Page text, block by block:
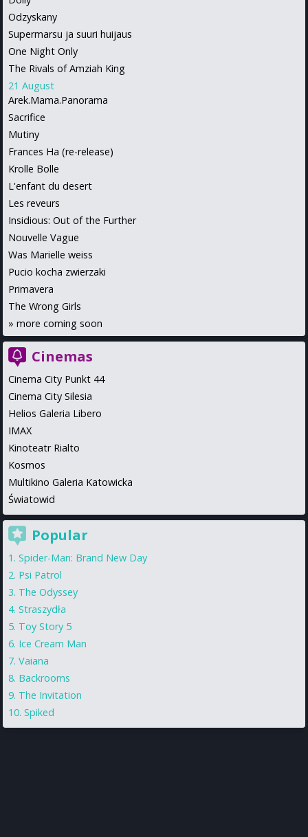
Odzyskany
Supermarsu ja suuri huijaus
One Night Only
The Rivals of Amziah King
21 August
Arek.Mama.Panorama
Sacrifice
Mutiny
Frances Ha (re-release)
Krolle Bolle
L'enfant du desert
Les reveurs
Insidious: Out of the Further
Nouvelle Vague
Was Marielle weiss
Pucio kocha zwierzaki
Primavera
The Wrong Girls
» more coming soon
Cinemas
Cinema City Punkt 44
Cinema City Silesia
Helios Galeria Libero
IMAX
Kinoteatr Rialto
Kosmos
Multikino Galeria Katowicka
Światowid
Popular
Spider-Man: Brand New Day
Psi Patrol
The Odyssey
Straszydła
Toy Story 5
Ice Cream Man
Vaiana
Backrooms
The Invitation
Spiked